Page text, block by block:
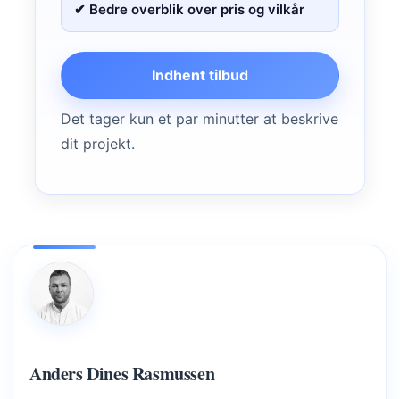
✔ Bedre overblik over pris og vilkår
Indhent tilbud
Det tager kun et par minutter at beskrive
dit projekt.
Anders Dines Rasmussen